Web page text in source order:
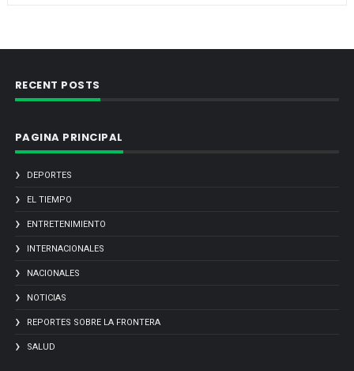
RECENT POSTS
PAGINA PRINCIPAL
DEPORTES
EL TIEMPO
ENTRETENIMIENTO
INTERNACIONALES
NACIONALES
NOTICIAS
REPORTES SOBRE LA FRONTERA
SALUD